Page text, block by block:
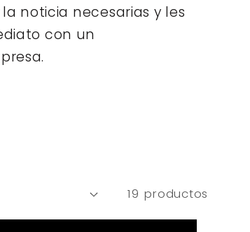
noticia necesarias y les
con un
19 productos